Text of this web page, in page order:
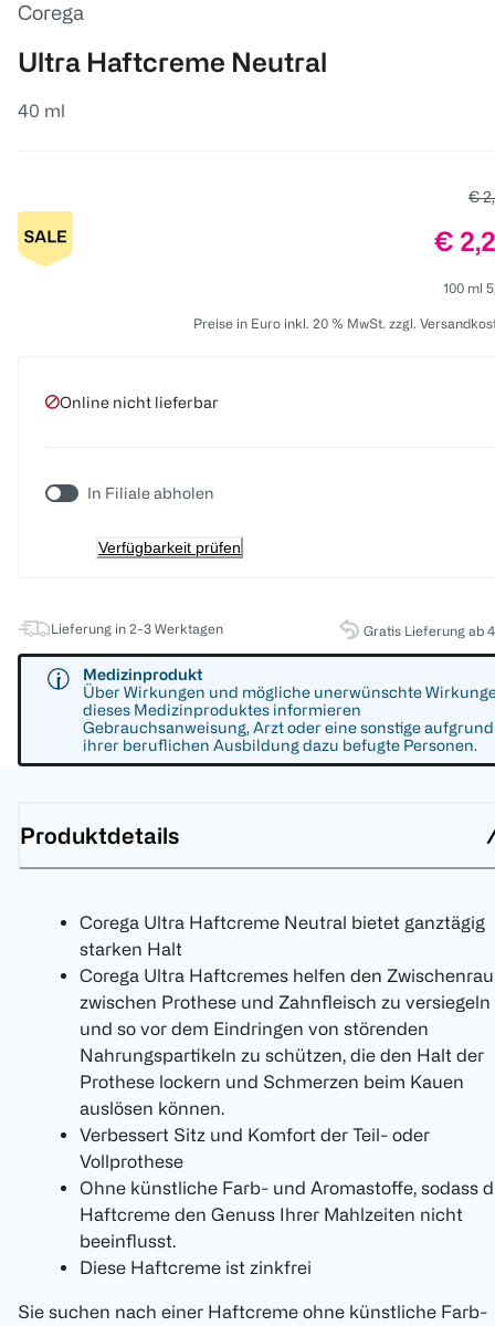
Corega
Ultra Haftcreme Neutral
40 ml
€
€
100 ml
Preise in Euro inkl. 20 % MwSt. zzgl.
Online nicht lieferbar
In Filiale abholen
Verfügbarkeit prüfen
Lieferung in 2-3 Werktagen Gratis Lieferung ab
Medizinprodukt
Über Wirkungen und mögliche unerwünschte
dieses Medizinproduktes informieren
Gebrauchsanweisung, Arzt oder eine sonstige aufgrund
ihrer beruflichen Ausbildung dazu befugte Personen.
Produktdetails
Corega Ultra Haftcreme Neutral bietet ganztägig
starken Halt
Corega Ultra Haftcremes helfen den
zwischen Prothese und Zahnfleisch zu versiegeln
und so vor dem Eindringen von störenden
Nahrungspartikeln zu schützen, die den Halt der
Prothese lockern und Schmerzen beim Kauen
auslösen können.
Verbessert Sitz und Komfort der Teil- oder
Vollprothese
Ohne künstliche Farb- und Aromastoffe, sodass
Haftcreme den Genuss Ihrer Mahlzeiten nicht
beeinflusst.
Diese Haftcreme ist zinkfrei
Sie suchen nach einer Haftcreme ohne künstliche Farb-